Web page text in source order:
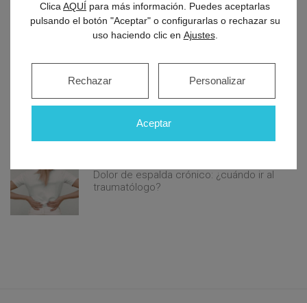
Mareos constantes: descubre qué hay
detrás del vértigo inesperado
gastroesofágico: estrategias que
realmente funcionan
Dolor de espalda crónico: ¿cuándo ir al
traumatólogo?
Clica AQUÍ para más información. Puedes aceptarlas
pulsando el botón "Aceptar" o configurarlas o rechazar su
uso haciendo clic en Ajustes.
Aceptar
Rechazar Personalizar